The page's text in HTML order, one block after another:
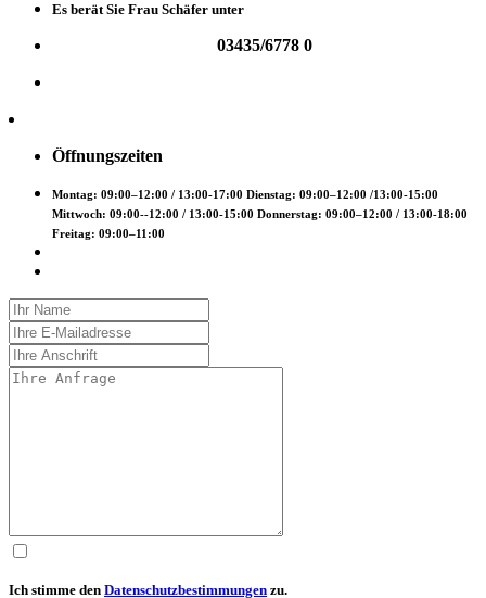
Es berät Sie Frau Schäfer unter
03435/6778 0
Öffnungszeiten
Montag: 09:00–12:00 / 13:00-17:00 Dienstag: 09:00–12:00 /13:00-15:00
Mittwoch: 09:00--12:00 / 13:00-15:00 Donnerstag: 09:00–12:00 / 13:00-18:00
Freitag: 09:00–11:00
Ich stimme den Datenschutzbestimmungen zu.